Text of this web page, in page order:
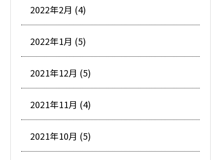
2022年2月 (4)
2022年1月 (5)
2021年12月 (5)
2021年11月 (4)
2021年10月 (5)